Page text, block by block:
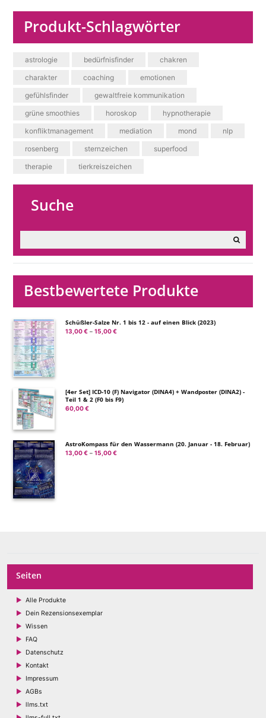
Produkt-Schlagwörter
astrologie bedürfnisfinder
chakren
charakter
coaching
emotionen
gefühlsfinder
gewaltfreie kommunikation
grüne smoothies
horoskop
hypnotherapie
konfliktmanagement
mediation mond
nlp
rosenberg
sternzeichen
superfood
therapie
tierkreiszeichen
Suche
Bestbewertete Produkte
Schüßler-Salze Nr. 1 bis 12 - auf einen Blick (2023)
13,00€ – 15,00€Preisspanne:
[4er Set] ICD-10 (F) Navigator (DINA4) + Wandposter (DINA2) -
Teil 1 & 2 (F0 bis F9)
60,00€
AstroKompass für den Wassermann (20. Januar - 18. Februar)
13,00€ – 15,00€Preisspanne:
Seiten
Alle Produkte
Dein Rezensionsexemplar
Wissen
FAQ
Datenschutz
Kontakt
Impressum
AGBs
llms.txt